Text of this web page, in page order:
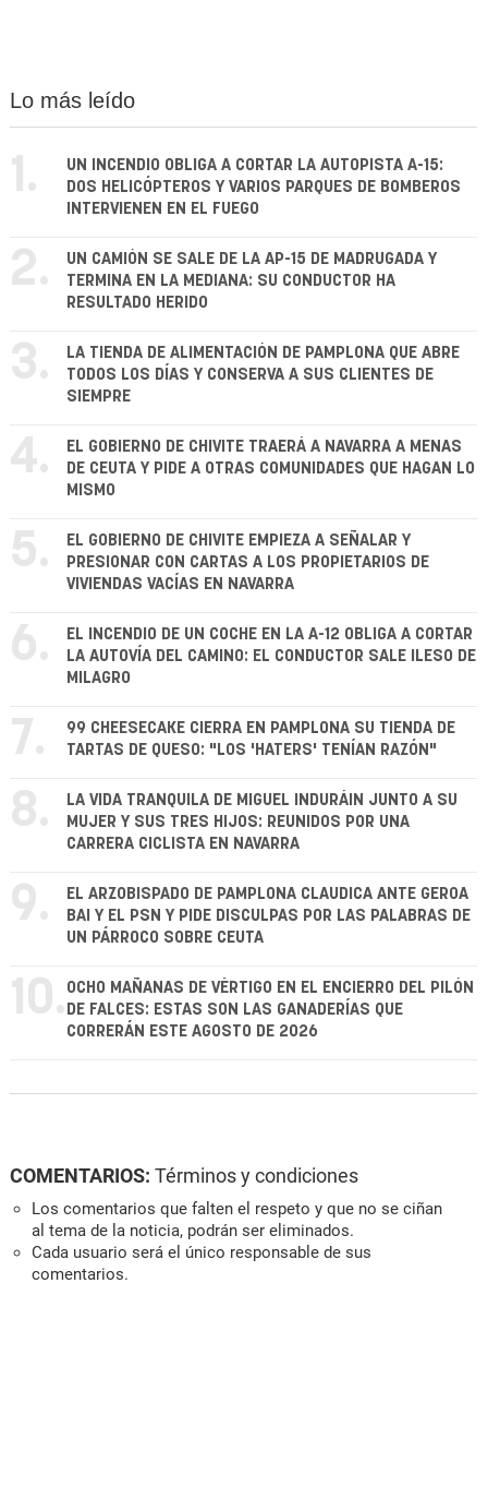
Lo más leído
1.
UN INCENDIO OBLIGA A CORTAR LA AUTOPISTA A-15:
DOS HELICÓPTEROS Y VARIOS PARQUES DE BOMBEROS
INTERVIENEN EN EL FUEGO
2.
UN CAMIÓN SE SALE DE LA AP-15 DE MADRUGADA Y
TERMINA EN LA MEDIANA: SU CONDUCTOR HA
RESULTADO HERIDO
3.
LA TIENDA DE ALIMENTACIÓN DE PAMPLONA QUE ABRE
TODOS LOS DÍAS Y CONSERVA A SUS CLIENTES DE
SIEMPRE
4.
EL GOBIERNO DE CHIVITE TRAERÁ A NAVARRA A MENAS
DE CEUTA Y PIDE A OTRAS COMUNIDADES QUE HAGAN LO
MISMO
5.
EL GOBIERNO DE CHIVITE EMPIEZA A SEÑALAR Y
PRESIONAR CON CARTAS A LOS PROPIETARIOS DE
VIVIENDAS VACÍAS EN NAVARRA
6.
EL INCENDIO DE UN COCHE EN LA A-12 OBLIGA A CORTAR
LA AUTOVÍA DEL CAMINO: EL CONDUCTOR SALE ILESO DE
MILAGRO
7.
99 CHEESECAKE CIERRA EN PAMPLONA SU TIENDA DE
TARTAS DE QUESO: "LOS 'HATERS' TENÍAN RAZÓN"
8.
LA VIDA TRANQUILA DE MIGUEL INDURÁIN JUNTO A SU
MUJER Y SUS TRES HIJOS: REUNIDOS POR UNA
CARRERA CICLISTA EN NAVARRA
9.
EL ARZOBISPADO DE PAMPLONA CLAUDICA ANTE GEROA
BAI Y EL PSN Y PIDE DISCULPAS POR LAS PALABRAS DE
UN PÁRROCO SOBRE CEUTA
10. OCHO MAÑANAS DE VÉRTIGO EN EL ENCIERRO DEL PILÓN
DE FALCES: ESTAS SON LAS GANADERÍAS QUE
CORRERÁN ESTE AGOSTO DE 2026
COMENTARIOS: Términos y condiciones
Los comentarios que falten el respeto y que no se ciñan
al tema de la noticia, podrán ser eliminados.
Cada usuario será el único responsable de sus
comentarios.